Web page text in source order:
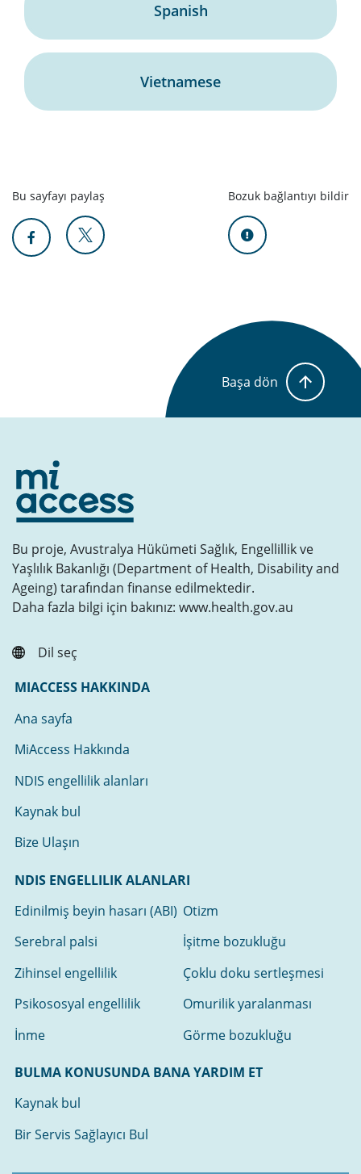
Spanish
Vietnamese
Bu sayfayı paylaş Bozuk bağlantıyı bildir
Başa dön
Bu proje, Avustralya Hükümeti Sağlık, Engellillik ve
Yaşlılık Bakanlığı (Department of Health, Disability and
Ageing) tarafından finanse edilmektedir.
Daha fazla bilgi için bakınız: www.health.gov.au
Dil seç
MIACCESS HAKKINDA
Ana sayfa
MiAccess Hakkında
NDIS engellilik alanları
Kaynak bul
Bize Ulaşın
NDIS ENGELLILIK ALANLARI
Edinilmiş beyin hasarı (ABI) Otizm
Serebral palsi
İşitme bozukluğu
Zihinsel engellilik
Çoklu doku sertleşmesi
Psikososyal engellilik
Omurilik yaralanması
İnme
Görme bozukluğu
BULMA KONUSUNDA BANA YARDIM ET
Kaynak bul
Bir Servis Sağlayıcı Bul